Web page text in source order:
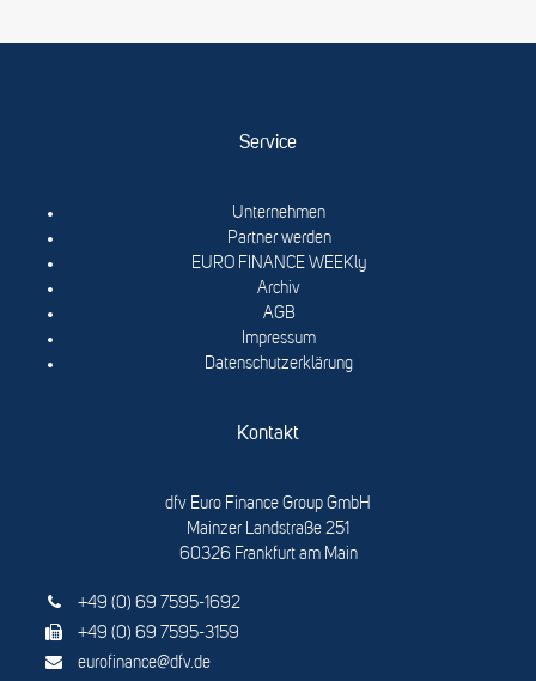
Service
Unternehmen
Partner werden
EURO FINANCE WEEKly
Archiv
AGB
Impressum
Datenschutzerklärung
Kontakt
dfv Euro Finance Group GmbH
Mainzer Landstraße 251
60326 Frankfurt am Main
+49 (0) 69 7595-1692
+49 (0) 69 7595-3159
eurofinance@dfv.de